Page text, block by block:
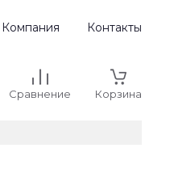
Компания Контакты
Сравнение Корзина